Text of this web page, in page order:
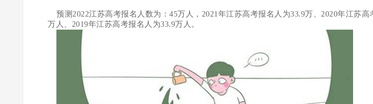
预测2022江苏高考报名人数为：45万人，2021年江苏高考报名人为33.9万、2020年江苏高
万人、2019年江苏高考报名人为33.9万人。